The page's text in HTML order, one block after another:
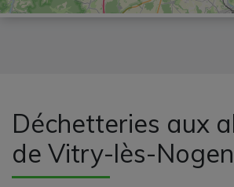
Déchetteries aux
de Vitry-lès-